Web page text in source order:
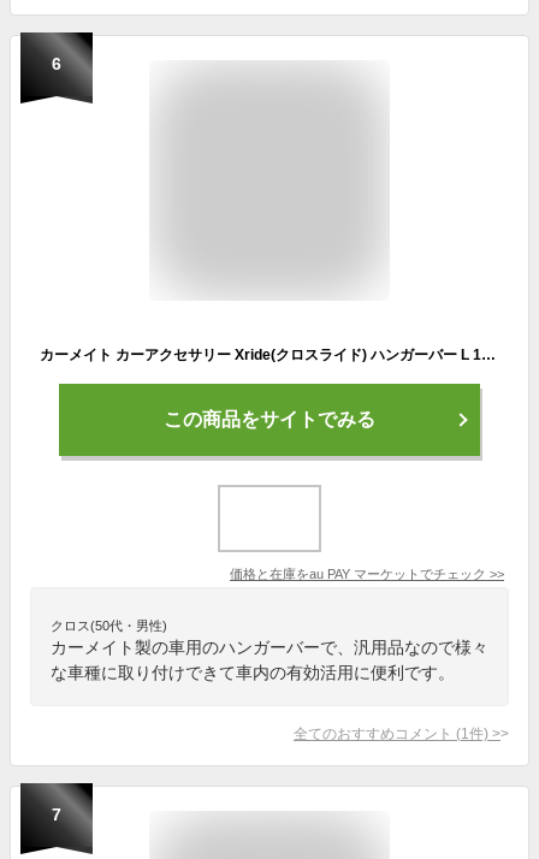
6
カーメイト カーアクセサリー Xride(クロスライド) ハンガーバー L 1本入り NS108 シルバー
この商品をサイトでみる
価格と在庫をau PAY マーケット でチェック >>
クロス(50代・男性)
カーメイト製の車用のハンガーバーで、汎用品なので様々
な車種に取り付けできて車内の有効活用に便利です。
全てのおすすめコメント (1 件) >
7